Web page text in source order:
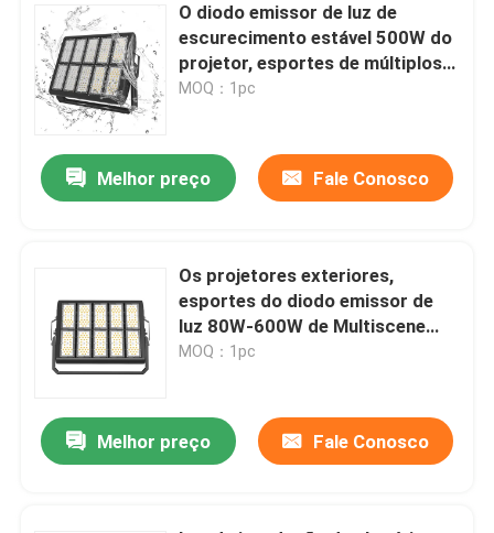
O diodo emissor de luz de
escurecimento estável 500W do
projetor, esportes de múltiplos
propósitos coloca luzes de
MOQ：1pc
Melhor preço Fale Conosco
Os projetores exteriores,
esportes do diodo emissor de
luz 80W-600W de Multiscene
colocam luzes de inundação do
MOQ：1pc
Melhor preço Fale Conosco